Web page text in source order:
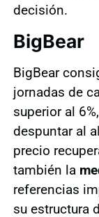
decisión.
BigBear
BigBear
jornadas de
superior al
despuntar al
precio
también la
referencias
su estructura